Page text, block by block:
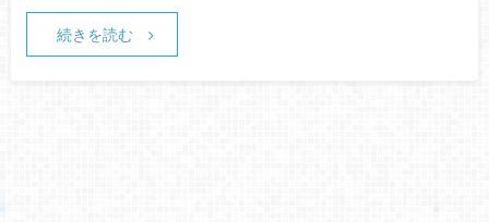
続きを読む